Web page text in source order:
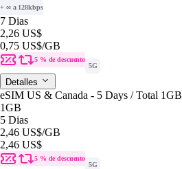
+ ∞ a 128kbps
7 Dias
2,26 US$
0,75 US$/GB
5 % de descuento
5G
Detalles
eSIM US & Canada - 5 Days / Total 1GB
1GB
5 Dias
2,46 US$/GB
2,46 US$
5 % de descuento
5G